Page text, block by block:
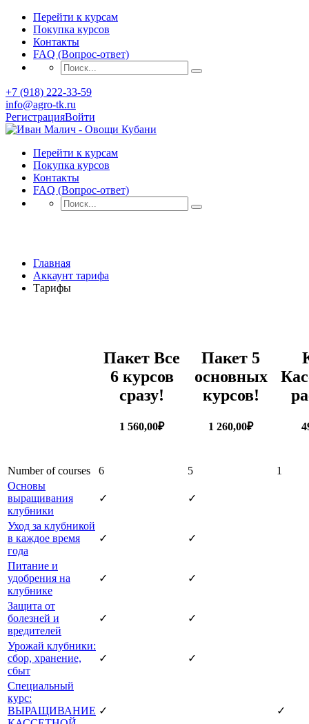
Перейти к курсам
Покупка курсов
Контакты
FAQ (Вопрос-ответ)
+7 (918) 222-33-59
info@agro-tk.ru
РегистрацияВойти
Перейти к курсам
Покупка курсов
Контакты
FAQ (Вопрос-ответ)
Главная
Аккаунт тарифа
Тарифы
Пакет Все
6 курсов
сразу!
1 560,00₽
Пакет 5
основных
курсов!
1 260,00₽
Number of courses 6 5
1
Основы
выращивания
клубники
✓ ✓
Уход за клубникой
в каждое время
года
✓ ✓
Питание и
удобрения на
клубнике
✓ ✓
Защита от
болезней и
вредителей
✓ ✓
Урожай клубники:
сбор, хранение,
сбыт
✓ ✓
Специальный
курс:
ВЫРАЩИВАНИЕ ✓ ✓